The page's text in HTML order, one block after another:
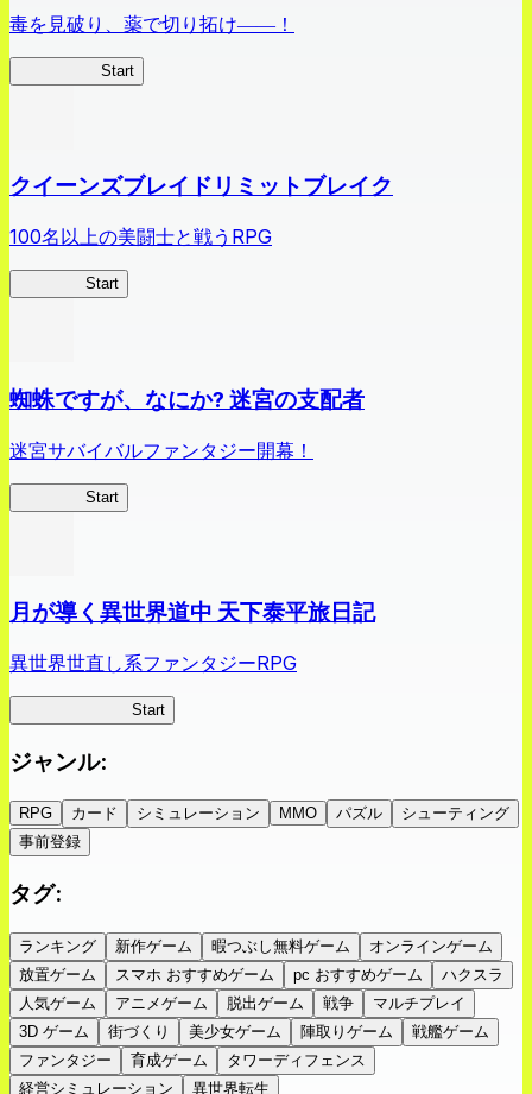
毒を見破り、薬で切り拓け――！
Start
クイーンズブレイドリミットブレイク
100名以上の美闘士と戦うRPG
Start
蜘蛛ですが、なにか? 迷宮の支配者
迷宮サバイバルファンタジー開幕！
Start
月が導く異世界道中 天下泰平旅日記
異世界世直し系ファンタジーRPG
Start
ジャンル:
RPG カード シミュレーション MMO パズル
シューティング
事前登録
タグ:
ランキング 新作ゲーム 暇つぶし無料ゲーム
オンラインゲーム
放置ゲーム
スマホ おすすめゲーム pc おすすめゲーム
ハクスラ
人気ゲーム
アニメゲーム 脱出ゲーム 戦争
マルチプレイ
3D ゲーム
街づくり 美少女ゲーム 陣取りゲーム
戦艦ゲーム
ファンタジー
育成ゲーム
タワーディフェンス
経営シミュレーション
異世界転生